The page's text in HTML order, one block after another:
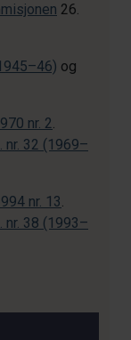
26.
og
nr. 2.
nr. 32 (1969–
nr. 13.
nr. 38 (1993–